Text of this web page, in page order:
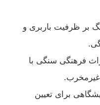
بر ظرفیت باربری و
فرهنگی سنگی با
غیرمخرب.
برای تعیین